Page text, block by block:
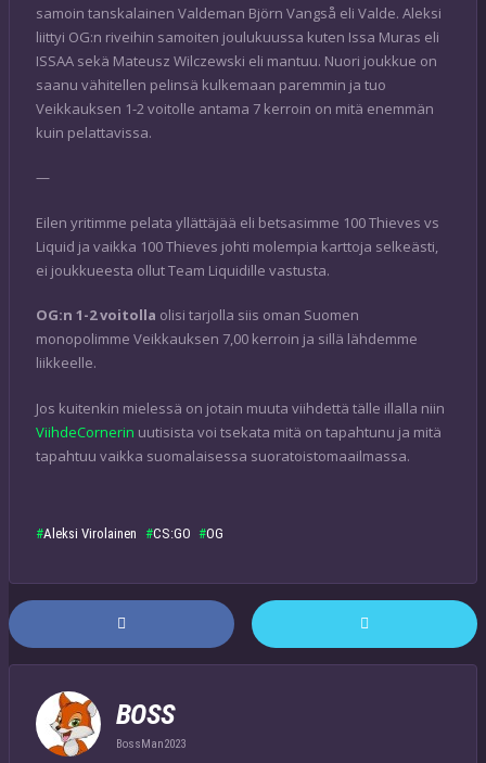
samoin tanskalainen Valdeman Björn Vangså eli Valde. Aleksi
liittyi OG:n riveihin samoiten joulukuussa kuten Issa Muras eli
ISSAA sekä Mateusz Wilczewski eli mantuu. Nuori joukkue on
saanu vähitellen pelinsä kulkemaan paremmin ja tuo
Veikkauksen 1-2 voitolle antama 7 kerroin on mitä enemmän
kuin pelattavissa.
—
Eilen yritimme pelata yllättäjää eli betsasimme 100 Thieves vs
Liquid ja vaikka 100 Thieves johti molempia karttoja selkeästi,
ei joukkueesta ollut Team Liquidille vastusta.
OG:n 1-2 voitolla olisi tarjolla siis oman Suomen
monopolimme Veikkauksen 7,00 kerroin ja sillä lähdemme
liikkeelle.
Jos kuitenkin mielessä on jotain muuta viihdettä tälle illalla niin
ViihdeCornerin uutisista voi tsekata mitä on tapahtunu ja mitä
tapahtuu vaikka suomalaisessa suoratoistomaailmassa.
Aleksi Virolainen CS:GO OG
BOSS
BossMan2023